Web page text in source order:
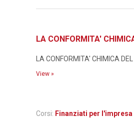
LA CONFORMITA'
LA CONFORMITA' CHIMICA
View »
Corsi: Finanziati per l'impresa